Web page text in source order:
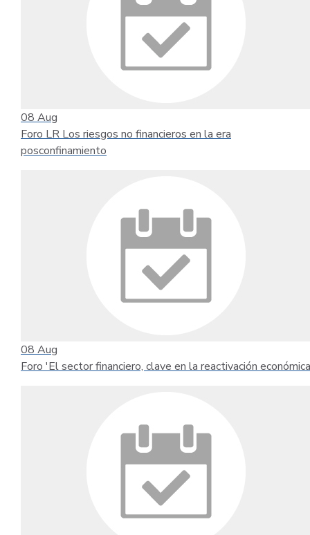
08 Aug
Foro LR Los riesgos no financieros en la era
posconfinamiento
08 Aug
Foro 'El sector financiero, clave en la reactivación